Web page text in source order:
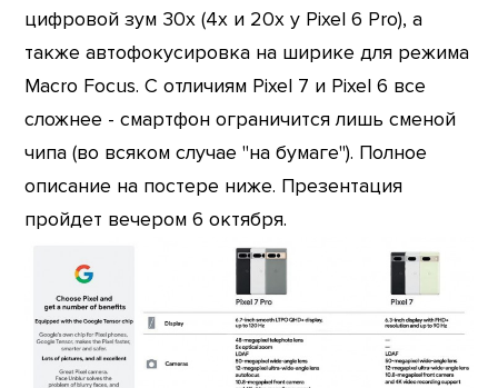
цифровой зум 30х (4х и 20х у Pixel 6 Pro), а
также автофокусировка на ширике для режима
Macro Focus. С отличиям Pixel 7 и Pixel 6 все
сложнее - смартфон ограничится лишь сменой
чипа (во всяком случае "на бумаге"). Полное
описание на постере ниже. Презентация
пройдет вечером 6 октября.